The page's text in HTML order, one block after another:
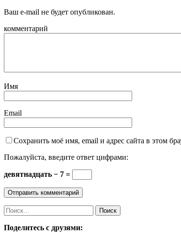
Ваш e-mail не будет опубликован.
комментарий
Имя
Email
Сохранить моё имя, email и адрес сайта в этом
Пожалуйста, введите ответ цифрами:
девятнадцать − 7 =
Найти:
Поделитесь с друзями: